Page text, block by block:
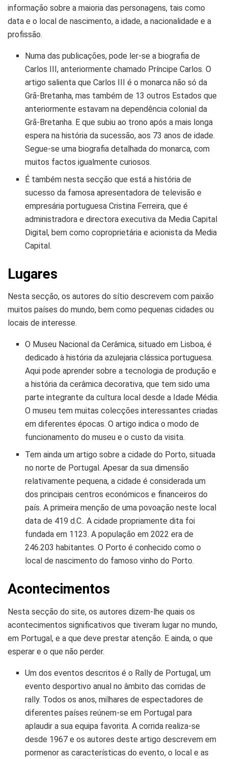
informação sobre a maioria das personagens, tais como
data e o local de nascimento, a idade, a nacionalidade e a
profissão.
Numa das publicações, pode ler-se a biografia de
Carlos III, anteriormente chamado Príncipe Carlos. O
artigo salienta que Carlos III é o monarca não só da
Grã-Bretanha, mas também de 13 outros Estados que
anteriormente estavam na dependência colonial da
Grã-Bretanha. E que subiu ao trono após a mais longa
espera na história da sucessão, aos 73 anos de idade.
Segue-se uma biografia detalhada do monarca, com
muitos factos igualmente curiosos.
É também nesta secção que está a história de
sucesso da famosa apresentadora de televisão e
empresária portuguesa Cristina Ferreira, que é
administradora e directora executiva da Media Capital
Digital, bem como coproprietária e acionista da Media
Capital.
Lugares
Nesta secção, os autores do sítio descrevem com paixão
muitos países do mundo, bem como pequenas cidades ou
locais de interesse.
O Museu Nacional da Cerâmica, situado em Lisboa, é
dedicado à história da azulejaria clássica portuguesa.
Aqui pode aprender sobre a tecnologia de produção e
a história da cerâmica decorativa, que tem sido uma
parte integrante da cultura local desde a Idade Média.
O museu tem muitas colecções interessantes criadas
em diferentes épocas. O artigo indica o modo de
funcionamento do museu e o custo da visita.
Tem ainda um artigo sobre a cidade do Porto, situada
no norte de Portugal. Apesar da sua dimensão
relativamente pequena, a cidade é considerada um
dos principais centros económicos e financeiros do
país. A primeira menção de uma povoação neste local
data de 419 d.C.. A cidade propriamente dita foi
fundada em 1123. A população em 2022 era de
246.203 habitantes. O Porto é conhecido como o
local de nascimento do famoso vinho do Porto.
Acontecimentos
Nesta secção do site, os autores dizem-lhe quais os
acontecimentos significativos que tiveram lugar no mundo,
em Portugal, e a que deve prestar atenção. E ainda, o que
esperar e o que não perder.
Um dos eventos descritos é o Rally de Portugal, um
evento desportivo anual no âmbito das corridas de
rally. Todos os anos, milhares de espectadores de
diferentes países reúnem-se em Portugal para
aplaudir a sua equipa favorita. A corrida realiza-se
desde 1967 e os autores deste artigo descrevem em
pormenor as características do evento, o local e as